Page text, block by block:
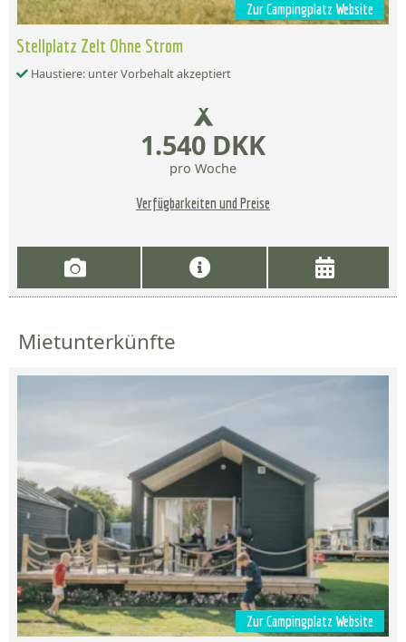
Zur Campingplatz Website
Stellplatz Zelt Ohne Strom
Haustiere: unter Vorbehalt akzeptiert
1.540 DKK
pro Woche
Verfügbarkeiten und Preise
Mietunterkünfte
Zur Campingplatz Website